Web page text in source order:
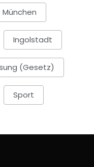
München
Ingolstadt
(Gesetz)
Sport